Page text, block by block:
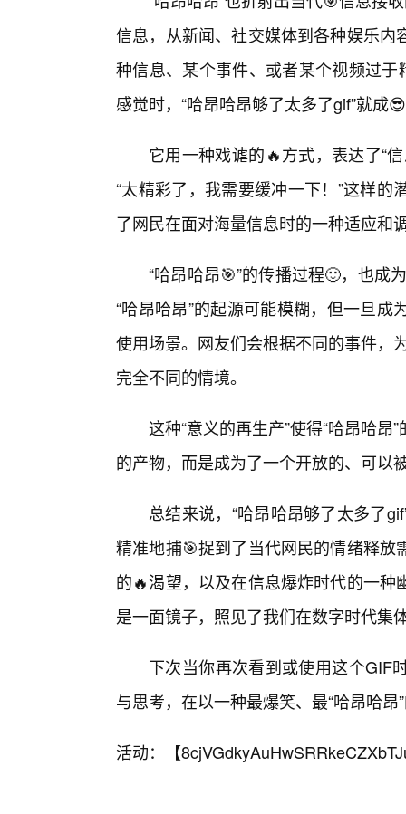
信息，从新闻、社交媒体到各种娱乐
种信息、某个事件、或者某个视频过
感觉时，“哈昂哈昂够了太多了gif”就成
它用一种戏谑的🔥方式，表达了“
“太精彩了，我需要缓冲一下！”这样
了网民在面对海量信息时的一种适应和
“哈昂哈昂🎯”的传播过程🙂，也成
“哈昂哈昂”的起源可能模糊，但一旦
使用场景。网友们会根据不同的事件，
完全不同的情境。
这种“意义的再生产”使得“哈昂哈
的产物，而是成为了一个开放的、可以
总结来说，“哈昂哈昂够了太多了
精准地捕🎯捉到了当代网民的情绪释
的🔥渴望，以及在信息爆炸时代的一
是一面镜子，照见了我们在数字时代集
下次当你再次看到或使用这个GIF
与思考，在以一种最爆笑、最“哈昂哈
活动：【